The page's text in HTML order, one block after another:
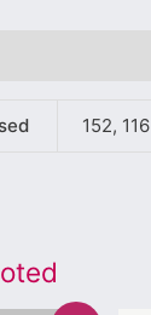
152, 116